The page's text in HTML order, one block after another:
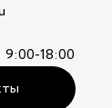
18:00